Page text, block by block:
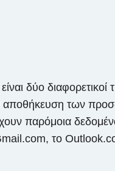
δύο
αποθήκευση των
παρόμοια
το